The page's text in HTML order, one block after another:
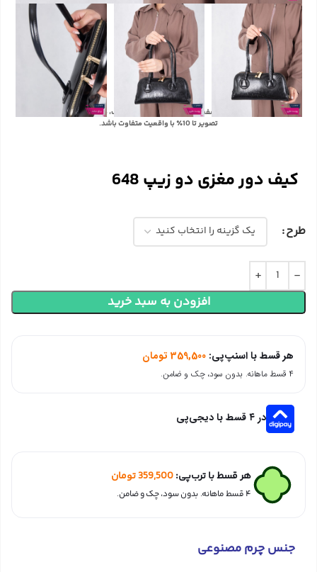
با توجه به تفاوت رنگ‌ها در صفحه نمایش دستگاه‌های مختلف، ممکن است رنگ محصولات در
تصویر تا 10٪ با واقعیت متفاوت باشد.
کیف دور مغزی دو زیپ 648
طرح
افزودن به سبد خرید
هر قسط با اسنپ‌پی: 359,500 تومان
۴ قسط ماهانه. بدون سود، چک و ضامن.
در ۴ قسط با دیجی‌پی
هر قسط با ترب‌پی:359,500تومان
۴ قسط ماهانه. بدون سود، چک و ضامن.
جنس چرم مصنوعی